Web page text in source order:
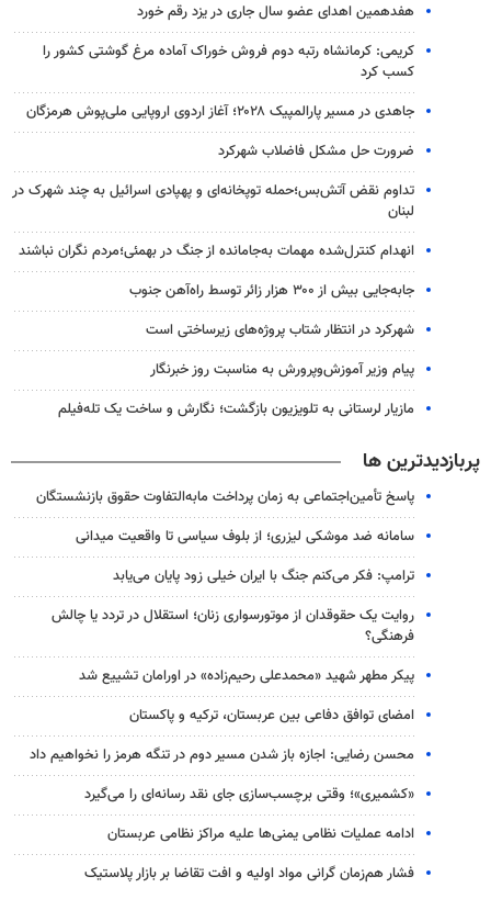
هفدهمین اهدای عضو سال جاری در یزد رقم خورد
کریمی: کرمانشاه رتبه دوم فروش خوراک آماده مرغ گوشتی کشور را
کسب کرد
جاهدی در مسیر پارالمپیک ۲۰۲۸؛ آغاز اردوی اروپایی ملی‌پوش هرمزگان
ضرورت حل مشکل فاضلاب شهرکرد
تداوم نقض آتش‌بس؛حمله توپخانه‌ای و پهپادی اسرائیل به چند شهرک در
لبنان
انهدام کنترل‌شده مهمات به‌جامانده از جنگ در بهمئی؛مردم نگران نباشند
جابه‌جایی بیش از ۳۰۰ هزار زائر توسط راه‌آهن جنوب
شهرکرد در انتظار شتاب پروژه‌های زیرساختی است
پیام وزیر آموزش‌وپرورش به مناسبت روز خبرنگار
مازیار لرستانی به تلویزیون بازگشت؛ نگارش و ساخت یک تله‌فیلم
پربازدیدترین ها
پاسخ تأمین‌اجتماعی به زمان پرداخت مابه‌التفاوت حقوق بازنشستگان
سامانه ضد موشکی لیزری؛ از بلوف سیاسی تا واقعیت میدانی
ترامپ: فکر می‌کنم جنگ با ایران خیلی زود پایان می‌یابد
روایت یک حقوقدان از موتورسواری زنان؛ استقلال در تردد یا چالش
فرهنگی؟
پیکر مطهر شهید «محمدعلی رحیم‌زاده» در اورامان تشییع شد
امضای توافق دفاعی بین عربستان، ترکیه و پاکستان
محسن رضایی: اجازه باز شدن مسیر دوم در تنگه هرمز را نخواهیم داد
«کشمیری»؛ وقتی برچسب‌سازی جای نقد رسانه‌ای را می‌گیرد
ادامه عملیات نظامی یمنی‌ها علیه مراکز نظامی عربستان
فشار هم‌زمان گرانی مواد اولیه و افت تقاضا بر بازار پلاستیک